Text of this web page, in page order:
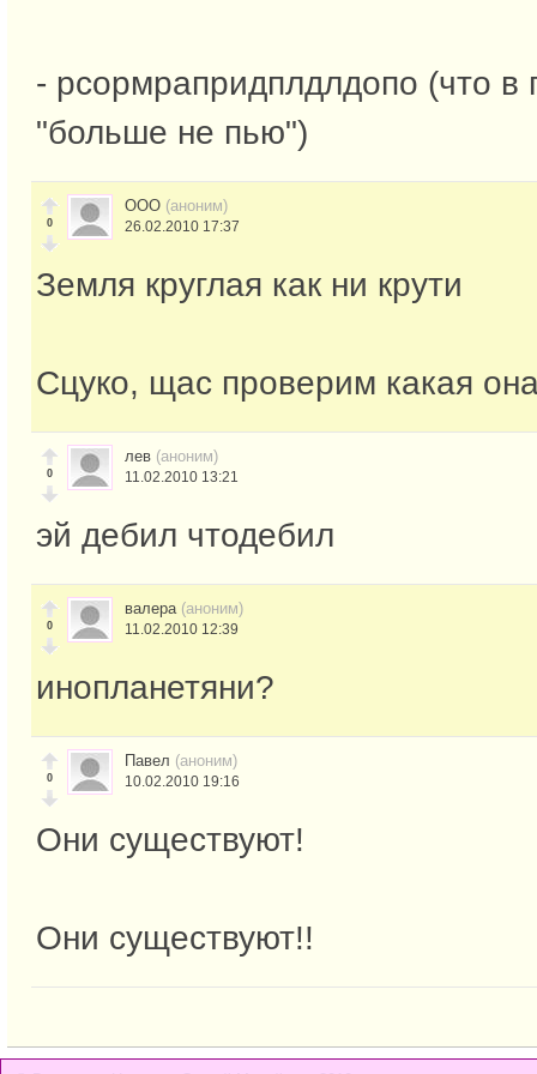
- рсормрапридплдлдопо (что в
"больше не пью")
0
ООО (аноним)
26.02.2010 17:37
Земля круглая как ни крути
Сцуко, щас проверим какая
0
лев (аноним)
11.02.2010 13:21
эй дебил чтодебил
0
валера (аноним)
11.02.2010 12:39
инопланетяни?
0
Павел (аноним)
10.02.2010 19:16
Они существуют!
Они существуют!!